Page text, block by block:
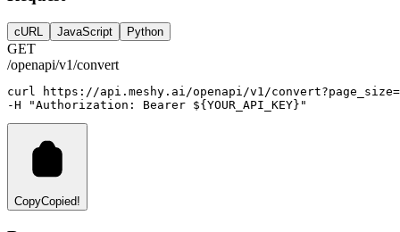
cURL JavaScript Python
GET
/openapi/v1/convert
curl
https://api.meshy.ai/openapi/v1/convert?page_size=
-H
"Authorization: Bearer ${YOUR_API_KEY}"
CopyCopied!